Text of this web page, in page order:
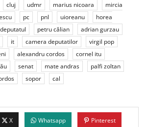
cluj udmr marius nicoara
mircia
pc pnl uioreanu
horea
deputatul petru călian
adrian gurzau
it camera deputatilor
virgil pop
alexandru cordos
cornel itu
senat mate andras
palfi zoltan
sopor cal
X Whatsapp Pinterest